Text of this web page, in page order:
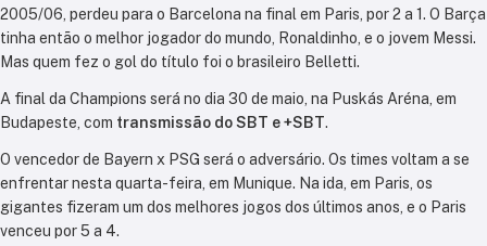
2005/06, perdeu para o Barcelona na final em Paris, por 2 a 1. O Barça
tinha então o melhor jogador do mundo, Ronaldinho, e o jovem Messi.
Mas quem fez o gol do título foi o brasileiro Belletti.
A final da Champions será no dia 30 de maio, na Puskás Aréna, em
Budapeste, com transmissão do SBT e +SBT.
O vencedor de Bayern x PSG será o adversário. Os times voltam a se
enfrentar nesta quarta-feira, em Munique. Na ida, em Paris, os
gigantes fizeram um dos melhores jogos dos últimos anos, e o Paris
venceu por 5 a 4.